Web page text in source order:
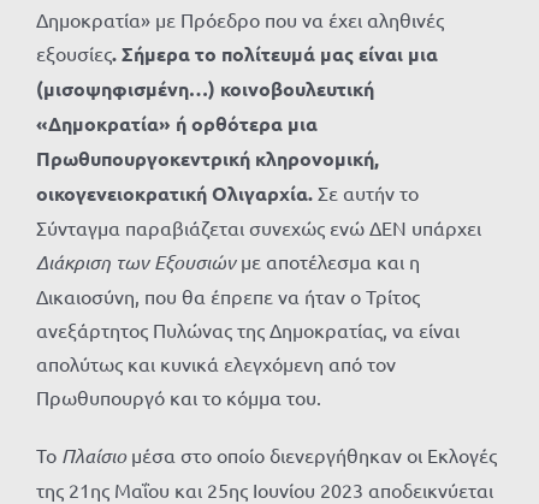
Δημοκρατία» με Πρόεδρο που να έχει αληθινές
εξουσίες. Σήμερα το πολίτευμά μας είναι μια
(μισοψηφισμένη…) κοινοβουλευτική
«Δημοκρατία» ή ορθότερα μια
Πρωθυπουργοκεντρική κληρονομική,
οικογενειοκρατική Ολιγαρχία. Σε αυτήν το
Σύνταγμα παραβιάζεται συνεχώς ενώ ΔΕΝ υπάρχει
Διάκριση των Εξουσιώνμε αποτέλεσμα και η
Δικαιοσύνη, που θα έπρεπε να ήταν ο Τρίτος
ανεξάρτητος Πυλώνας της Δημοκρατίας, να είναι
απολύτως και κυνικά ελεγχόμενη από τον
Πρωθυπουργό και το κόμμα του.
Το Πλαίσιομέσα στο οποίο διενεργήθηκαν οι Εκλογές
της 21ης Μαΐου και 25ης Ιουνίου 2023 αποδεικνύεται